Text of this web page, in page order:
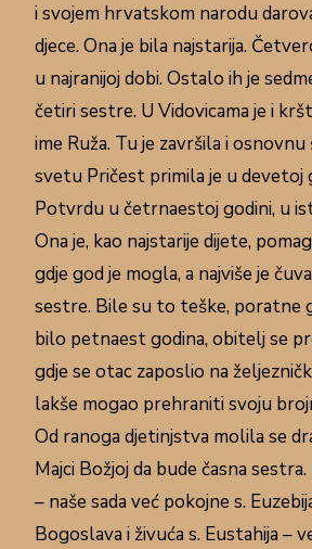
i svojem hrvatskom narodu
djece. Ona je bila najstarija.
u najranijoj dobi. Ostalo ih je
četiri sestre. U Vidovicama je i
ime Ruža. Tu je završila i
svetu Pričest primila je u devetoj
Potvrdu u četrnaestoj godini, u
Ona je, kao najstarije dijete,
gdje god je mogla, a najviše je
sestre. Bile su to teške, poratne
bilo petnaest godina, obitelj se
gdje se otac zaposlio na
lakše mogao prehraniti svoju
Od ranoga djetinjstva molila se
Majci Božjoj da bude časna
– naše sada već pokojne s.
Bogoslava i živuća s. Eustahija –